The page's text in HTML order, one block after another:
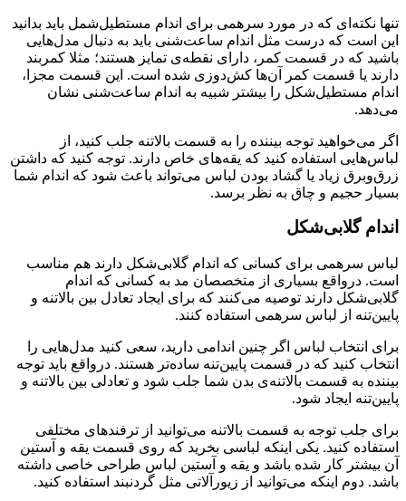
تنها نکته‌ای که در مورد سرهمی برای اندام مستطیل‌شمل باید بدانید
این است که درست مثل اندام ساعت‌شنی باید به دنبال مدل‌هایی
باشید که در قسمت کمر، دارای نقطه‌ی تمایز هستند؛ مثلا کمربند
دارند یا قسمت کمر آن‌ها کش‌دوزی شده است. این قسمت مجزا،
اندام مستطیل‌شکل را بیشتر شبیه به اندام ساعت‌شنی نشان
می‌دهد.
اگر می‌خواهید توجه بیننده را به قسمت بالاتنه جلب کنید، از
لباس‌هایی استفاده کنید که یقه‌های خاص دارند. توجه کنید که داشتن
زرق‌وبرق زیاد یا گشاد بودن لباس می‌تواند باعث شود که اندام شما
بسیار حجیم و چاق به نظر برسد.
اندام گلابی‌شکل
لباس سرهمی برای کسانی که اندام گلابی‌شکل دارند هم مناسب
است. درواقع بسیاری از متخصصان مد به کسانی که اندام
گلابی‌شکل دارند توصیه می‌کنند که برای ایجاد تعادل بین بالاتنه و
پایین‌تنه از لباس سرهمی استفاده کنند.
برای انتخاب لباس اگر چنین اندامی دارید، سعی کنید مدل‌هایی را
انتخاب کنید که در قسمت پایین‌تنه ساده‌تر هستند. درواقع باید توجه
بیننده به قسمت بالاتنه‌ی بدن شما جلب شود و تعادلی بین بالاتنه و
پایین‌تنه ایجاد شود.
برای جلب توجه به قسمت بالاتنه می‌توانید از ترفندهای مختلفی
استفاده کنید. یکی اینکه لباسی بخرید که روی قسمت یقه و آستین
آن بیشتر کار شده باشد و یقه و آستین لباس طراحی خاصی داشته
باشد. دوم اینکه می‌توانید از زیورآلاتی مثل گردنبند استفاده کنید.